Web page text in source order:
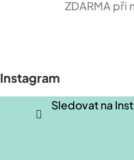
ZDARMA při
a
t
Instagram
Sledovat na